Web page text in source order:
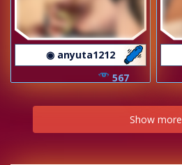
◉ anyuta1212
567
Show more